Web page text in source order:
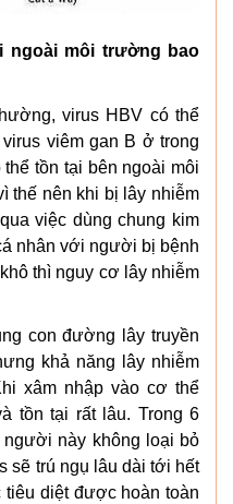
ngoài môi trường bao
virus HBV có thể
viêm gan B ở trong
tồn tại bên ngoài môi
thế nên khi bị lây nhiễm
việc dùng chung kim
nhân với người bị bệnh
thì nguy cơ lây nhiễm
con đường lây truyền
khả năng lây nhiễm
xâm nhập vào cơ thể
tồn tại rất lâu. Trong 6
này không loại bỏ
sẽ trú ngụ lâu dài tới hết
diệt được hoàn toàn